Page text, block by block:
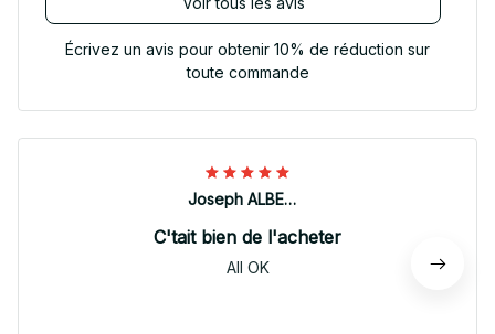
Écrivez un avis pour obtenir 10% de réduction sur
toute commande
Joseph ALBERTINI
C'tait bien de l'acheter
All OK